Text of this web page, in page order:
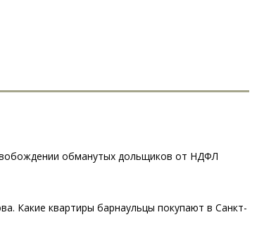
обманутых дольщиков от НДФЛ
Какие квартиры барнаульцы покупают в Санкт-